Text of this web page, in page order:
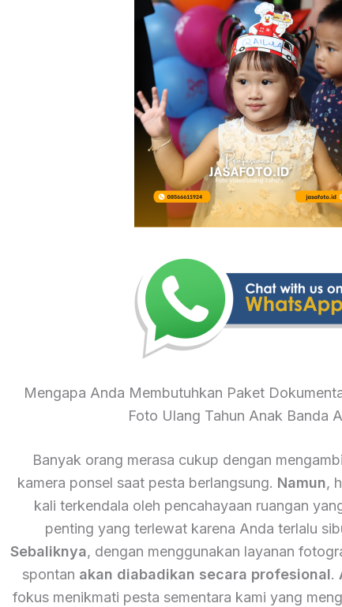
Mengapa Anda Membutuhkan Paket
Foto Ulang Tahun Anak Banda
Banyak orang merasa cukup dengan
kamera ponsel saat pesta berlangsung. Namun,
kali terkendala oleh pencahayaan ruangan
penting yang terlewat karena Anda terlalu
Sebaliknya, dengan menggunakan layanan
spontan akan diabadikan secara profesional.
fokus menikmati pesta sementara kami yang